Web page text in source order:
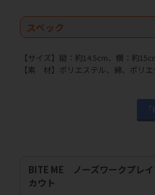
スペック
【サイズ】縦：約14.5cm、横：約
【素 材】ポリエステル、綿、ポリエ
BITE ME ノーズワークプレ
カウト